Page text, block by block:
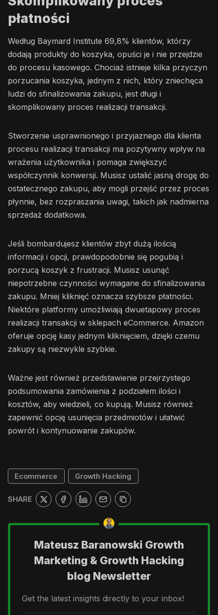
płatności
Według Baymard Institute 69,8% klientów, którzy
dodają produkty do koszyka, opuści je i nie przejdzie
do procesu kasowego. Chociaż istnieje kilka przyczyn
porzucania koszyka, jednym z nich, który zniechęca
ludzi do sfinalizowania zakupu, jest długi i
skomplikowany proces realizacji transakcji.
Stworzenie usprawnionego i przyjaznego dla klienta
procesu realizacji transakcji ma pozytywny wpływ na
wrażenia użytkownika i pomaga zwiększyć
współczynnik konwersji. Musisz ustalić jasną drogę do
ostatecznego zakupu, aby mogli przejść przez proces
płynnie, bez rozpraszania uwagi, takich jak nadmierna
sprzedaż dodatkowa.
Jeśli bombardujesz klientów zbyt dużą ilością
informacji i opcji, prawdopodobnie się pogubią i
porzucą koszyk z frustracji. Musisz usunąć
niepotrzebne czynności wymagane do sfinalizowania
zakupu. Mniej kliknięć oznacza szybsze płatności.
Niektóre platformy umożliwiają dwuetapowy proces
realizacji transakcji w sklepach eCommerce. Amazon
oferuje opcję kasy jednym kliknięciem, dzięki czemu
zakupy są niezwykle szybkie.
Ważne jest również przedstawienie przejrzystego
podsumowania zamówienia z podziałem ilości i
kosztów, aby wiedzieli, co kupują. Musisz również
zapewnić opcję usunięcia przedmiotów i ułatwić
powrót i kontynuowanie zakupów.
Ecommerce Growth Hacking
SHARE
Mateusz Baranowski Growth
Marketing & Growth Hacking
blog Newsletter
Get the latest insights directly to your inbox!